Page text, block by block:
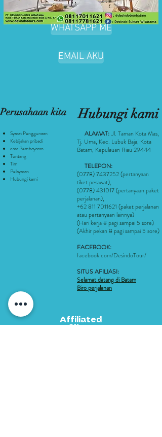
WHATSAPP ME
EMAIL AKU
Hubungi kami
Perusahaan kita
ALAMAT: Jl. Taman Kota Mas,
Tj. Uma, Kec. Lubuk Baja, Kota
Batam, Kepulauan Riau 29444
TELEPON:
(0778) 7437252(pertanyaan
tiket pesawat),
(0778) 431017(pertanyaan paket
perjalanan),
+62 811 7011621 (paket perjalanan
atau pertanyaan lainnya)
(Hari kerja 8 pagi sampai 5 sore)
(Akhir pekan 8 pagi sampai 5 sore)
FACEBOOK:
facebook.com/DesindoTour/
SITUS AFILIASI:
Selamat datang di Batam
Biro perjalanan
Syarat Penggunaan
Kebijakan pribadi
cara Pembayaran
Tentang
Tim
Pelayaran
Hubungi kami
Affiliated